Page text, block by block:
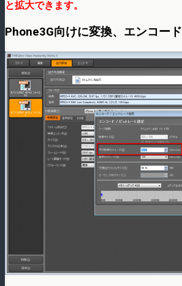
と拡大できます。
Phone3G向けに変換、エンコード